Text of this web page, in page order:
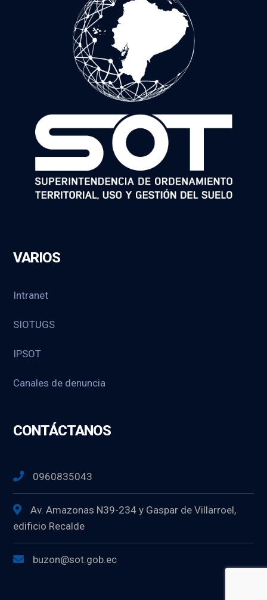
VARIOS
Intranet
SIOTUGS
IPSOT
Canales de denuncia
CONTÁCTANOS
0960835043
Av. Amazonas N39-234 y Gaspar de Villarroel,
edificio Recalde
buzon@sot.gob.ec